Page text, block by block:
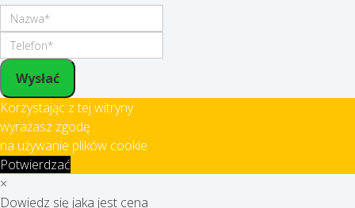
Wysłać
Korzystając z tej witryny
wyrażasz zgodę
na używanie plików cookie
Potwierdzać
×
Dowiedz się jaka jest cena